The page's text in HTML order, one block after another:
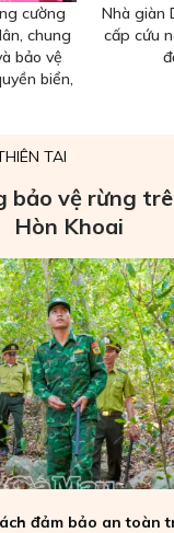
cường
chung
bảo vệ
biển,
Nhà giàn
cấp cứu
TAI
bảo vệ rừng
Hòn Khoai
đảm bảo an toàn